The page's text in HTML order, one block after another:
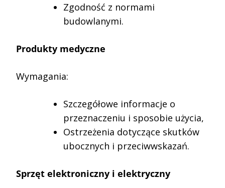
Zgodność z normami
budowlanymi.
Produkty medyczne
Wymagania:
Szczegółowe informacje o
przeznaczeniu i sposobie użycia,
Ostrzeżenia dotyczące skutków
ubocznych i przeciwwskazań.
Sprzęt elektroniczny i elektryczny